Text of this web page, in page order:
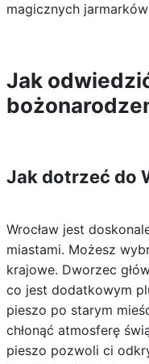
magicznych
Jak
Jak dotrzeć do
Wrocław jest
miastami. Możesz
krajowe. Dworzec
co jest dodatkowym
pieszo po starym
chłonąć atmosferę
pieszo pozwoli ci